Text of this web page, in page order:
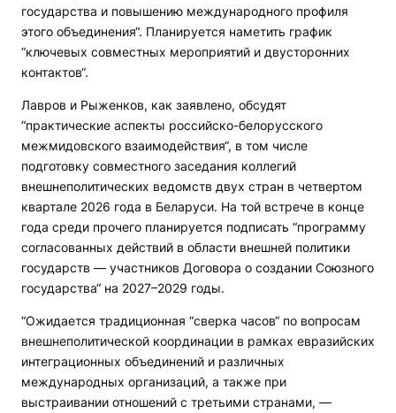
государства и повышению международного профиля
этого объединения“. Планируется наметить график
“ключевых совместных мероприятий и двусторонних
контактов“.
Лавров и Рыженков, как заявлено, обсудят
“практические аспекты российско-белорусского
межмидовского взаимодействия“, в том числе
подготовку совместного заседания коллегий
внешнеполитических ведомств двух стран в четвертом
квартале 2026 года в Беларуси. На той встрече в конце
года среди прочего планируется подписать “программу
согласованных действий в области внешней политики
государств — участников Договора о создании Союзного
государства“ на 2027–2029 годы.
“Ожидается традиционная “сверка часов“ по вопросам
внешнеполитической координации в рамках евразийских
интеграционных объединений и различных
международных организаций, а также при
выстраивании отношений с третьими странами, —